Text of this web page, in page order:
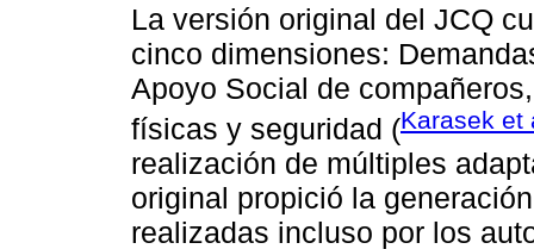
La versión original del JCQ
cinco dimensiones:
Apoyo Social de
físicas y seguridad (Karasek et
realización de múltiples
original propició la
realizadas incluso por los